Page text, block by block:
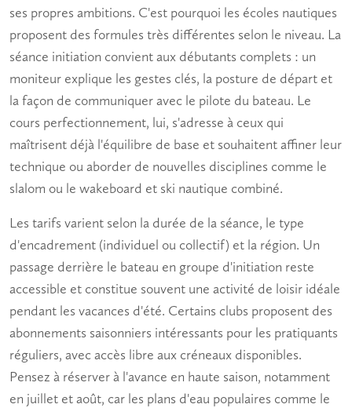
ses propres ambitions. C'est pourquoi les écoles nautiques
proposent des formules très différentes selon le niveau. La
séance initiation convient aux débutants complets : un
moniteur explique les gestes clés, la posture de départ et
la façon de communiquer avec le pilote du bateau. Le
cours perfectionnement, lui, s'adresse à ceux qui
maîtrisent déjà l'équilibre de base et souhaitent affiner leur
technique ou aborder de nouvelles disciplines comme le
slalom ou le wakeboard et ski nautique combiné.
Les tarifs varient selon la durée de la séance, le type
d'encadrement (individuel ou collectif) et la région. Un
passage derrière le bateau en groupe d'initiation reste
accessible et constitue souvent une activité de loisir idéale
pendant les vacances d'été. Certains clubs proposent des
abonnements saisonniers intéressants pour les pratiquants
réguliers, avec accès libre aux créneaux disponibles.
Pensez à réserver à l'avance en haute saison, notamment
en juillet et août, car les plans d'eau populaires comme le